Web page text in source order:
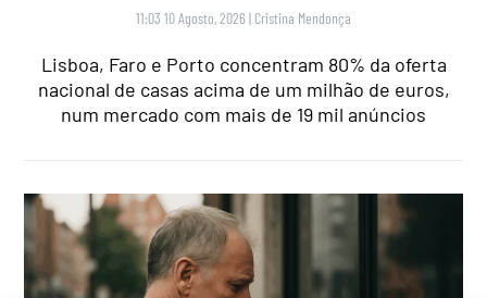
11:03 10 Agosto, 2026 | Cristina Mendonça
Lisboa, Faro e Porto concentram 80% da oferta
nacional de casas acima de um milhão de euros,
num mercado com mais de 19 mil anúncios